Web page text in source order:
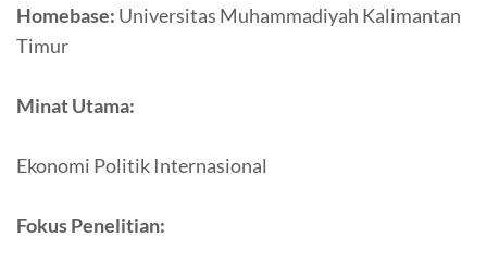
Homebase: Universitas Muhammadiyah Kalimantan
Timur
Minat Utama:
Ekonomi Politik Internasional
Fokus Penelitian: